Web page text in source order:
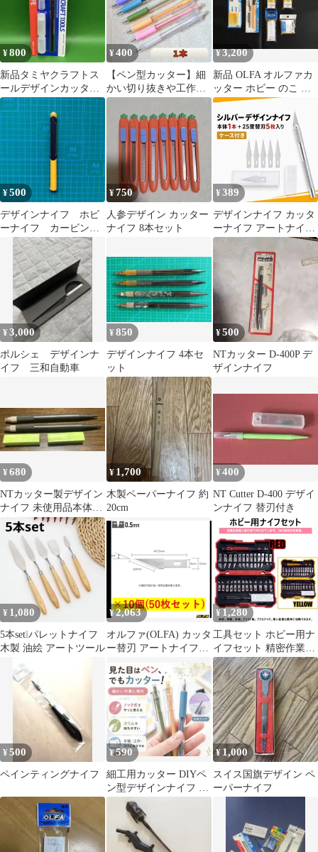
¥800
新品タミヤクラフトス
ールデザインカッター
ナイフセット
¥400
【ペン型カッター】細
かい切り抜きや工作に
便利なセラミック製の
精密アートナイフ（1
本）です。選べる6色の
パステルカラーで、手
帳のコラージュやスク
ラップブッキングに最
適な文房具。筆箱に入
れて携帯できる安全な
ミニカッター（デザイ
ンナイフ・彫刻刀）で
¥3,200
新品 OLFA オルファカ
ッター ホビー のこ ア
ートナイフ 替刃 5セッ
ト
¥500
デザインナイフ ホビ
ーナイフ カービング
ナイフ アートナイフ
¥750
人参デザイン カッター
ナイフ 8本セット
¥389
デザインナイフ カッタ
ーナイフ アートナイフ
細工用カッター ノンス
リップグリップ 紙・布
地の裁断 彫刻・切り
絵・DIY用 替刃5枚付き
¥3,000
ポルシェ デザインナ
イフ 三和自動車
¥850
デザインナイフ 4本セ
ット
¥500
NTカッター D-400P デ
ザインナイフ
¥680
NTカッター製デザイン
ナイフ 未使用品本体2
本+替刃30枚付
¥ 1,700
木製ペーパーナイフ 約
20cm
¥400
NT Cutter D-400 デザイ
ンナイフ 替刃付き
¥ 1,080
5本set❕パレットナイフ
木製 油絵 アートツール
¥2,063
オルファ(OLFA) カッタ
ー替刃 アートナイフプ
ロ替刃(直線刃) 5枚入
XB157T ×10個(50枚セ
ット)
¥1,280
工具セット ホビー用ナ
イフセット 精密作業用
29ピース 収納ケース付
精密ホビーナイフキッ
ト 替刃26枚 研ぎ石 ピ
ンセット 切削クラフト
ツールセット デザイン
カッター 切り絵 カッタ
ー アートナイフ デザイ
ンナイフ プラモデル工
具 模型ナイフ 精密ナイ
¥500
ペインティングナイフ
¥590
細工用カッター DIYペ
ン型デザインナイフ 切
り絵用ノック式 替刃
４本セット
¥ 1,000
スイス国旗デザイン ペ
ーパーナイフ